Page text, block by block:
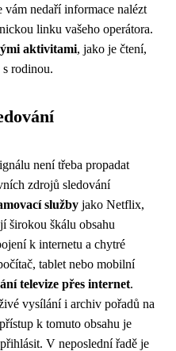
vám nedaří informace nalézt
linku vašeho operátora.
aktivitami, jako je čtení,
s rodinou.
není třeba propadat
zdrojů sledování
služby jako Netflix,
širokou škálu obsahu
k internetu a chytré
tablet nebo mobilní
televize přes internet.
vysílání i archiv pořadů na
k tomuto obsahu je
V neposlední řadě je